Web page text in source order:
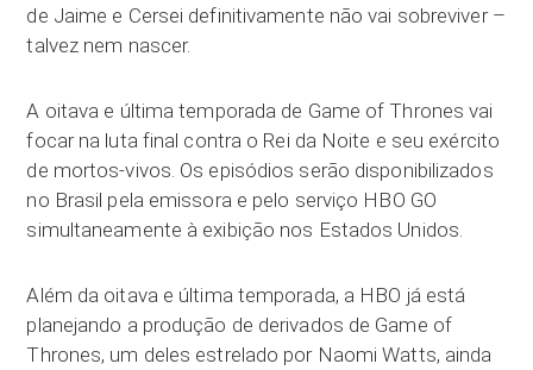
de Jaime e Cersei definitivamente não vai sobreviver –
talvez nem nascer.
A oitava e última temporada de Game of Thrones vai
focar na luta final contra o Rei da Noite e seu exército
de mortos-vivos. Os episódios serão disponibilizados
no Brasil pela emissora e pelo serviço HBO GO
simultaneamente à exibição nos Estados Unidos.
Além da oitava e última temporada, a HBO já está
planejando a produção de derivados de Game of
Thrones, um deles estrelado por Naomi Watts, ainda